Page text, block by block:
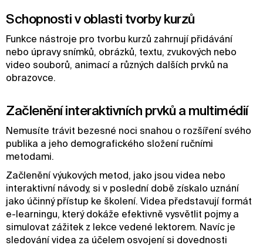
Schopnosti v oblasti tvorby kurzů
Funkce nástroje pro tvorbu kurzů zahrnují přidávání
nebo úpravy snímků, obrázků, textu, zvukových nebo
video souborů, animací a různých dalších prvků na
obrazovce.
Začlenění interaktivních prvků a multimédií
Nemusíte trávit bezesné noci snahou o rozšíření svého
publika a jeho demografického složení ručními
metodami.
Začlenění výukových metod, jako jsou videa nebo
interaktivní návody, si v poslední době získalo uznání
jako účinný přístup ke školení. Videa představují formát
e-learningu, který dokáže efektivně vysvětlit pojmy a
simulovat zážitek z lekce vedené lektorem. Navíc je
sledování videa za účelem osvojení si dovednosti